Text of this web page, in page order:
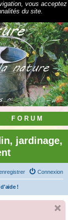
vous acceptez
du site.
F O R U M
jardinage,
Connexion
!